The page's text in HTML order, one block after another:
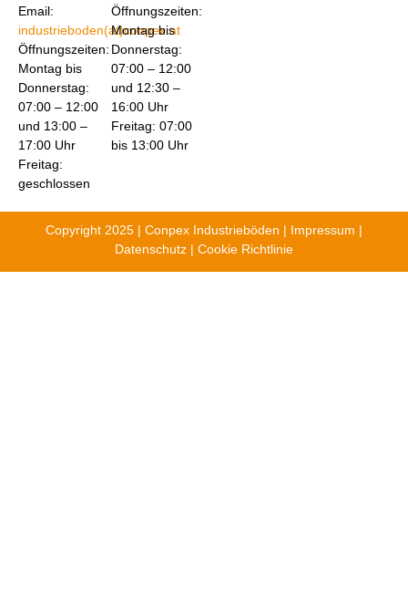
Email:
industrieboden(at)conpex.at
Öffnungszeiten:
Montag bis
Donnerstag:
07:00 – 12:00
und 13:00 –
17:00 Uhr
Freitag:
geschlossen
Öffnungszeiten:
Montag bis
Donnerstag:
07:00 – 12:00
und 12:30 –
16:00 Uhr
Freitag: 07:00
bis 13:00 Uhr
Copyright 2025 | Conpex Industrieböden | Impressum |
Datenschutz | Cookie Richtlinie